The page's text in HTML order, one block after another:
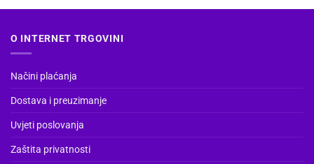
O INTERNET TRGOVINI
Načini plaćanja
Dostava i preuzimanje
Uvjeti poslovanja
Zaštita privatnosti